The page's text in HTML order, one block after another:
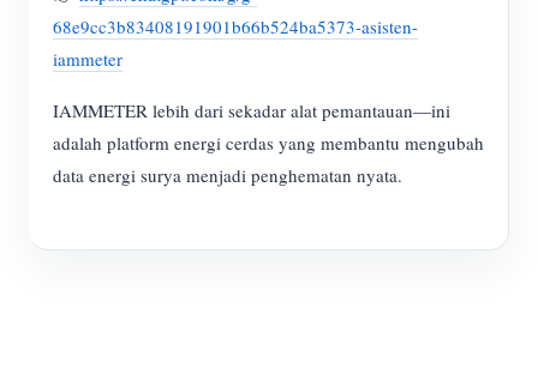
68e9cc3b83408191901b66b524ba5373-asisten-
iammeter
IAMMETER lebih dari sekadar alat pemantauan—ini
adalah platform energi cerdas yang membantu mengubah
data energi surya menjadi penghematan nyata.